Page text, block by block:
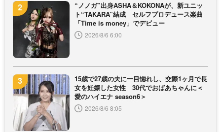
“ノノガ”出身ASHA＆KOKONAが、新ユニッ
ト“TAKARA”結成 セルフプロデュース楽曲
「Time is money」でデビュー
2026/8/6 6:00
15歳で27歳の夫に一目惚れし、交際1ヶ月で長
女を妊娠した女性 30代でおばあちゃんに＜
愛のハイエナ season6＞
2026/8/6 8:05